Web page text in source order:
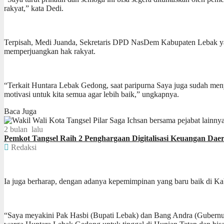
rakyat,” kata Dedi.
Terpisah, Medi Juanda, Sekretaris DPD NasDem Kabupaten Lebak
memperjuangkan hak rakyat.
“Terkait Huntara Lebak Gedong, saat paripurna Saya juga sudah
motivasi untuk kita semua agar lebih baik,” ungkapnya.
Baca Juga
2 bulan lalu
Pemkot Tangsel Raih 2 Penghargaan Digitalisasi Keuangan
Redaksi
Ia juga berharap, dengan adanya kepemimpinan yang baru baik di
“Saya meyakini Pak Hasbi (Bupati Lebak) dan Bang Andra